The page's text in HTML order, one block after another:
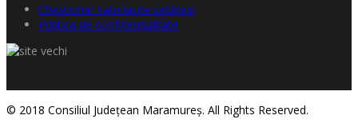
Chestionar satisfacţie cetăţeni
Politica de confidențialitate
© 2018 Consiliul Judeţean Maramureş. All Rights Reserved.